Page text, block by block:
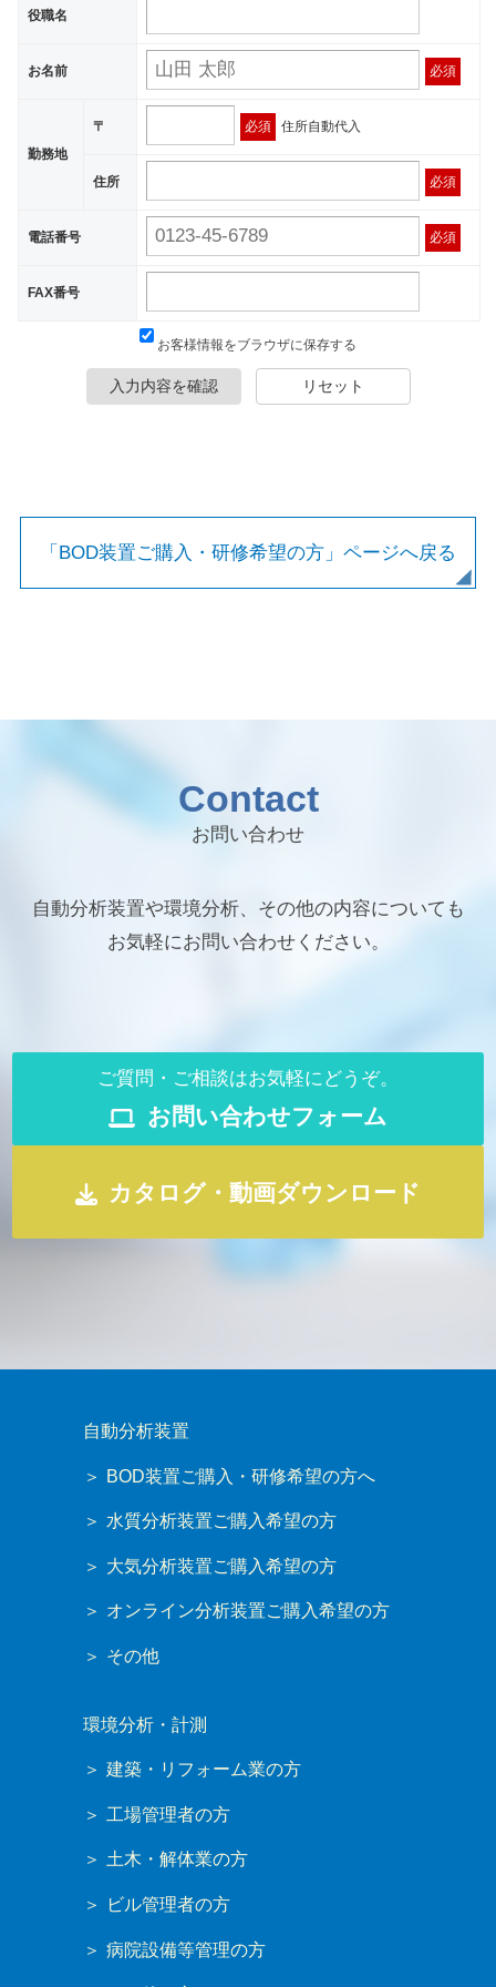
役職名
お名前 必須
勤務地
〒 必須 住所自動代入
住所 必須
電話番号 必須
FAX番号
お客様情報をブラウザに保存する
入力内容を確認 リセット
「BOD装置ご購入・研修希望の方」ページへ戻る
Contact
お問い合わせ
自動分析装置や環境分析、その他の内容についても
お気軽にお問い合わせください。
ご質問・ご相談はお気軽にどうぞ。
お問い合わせフォーム
カタログ・動画ダウンロード
自動分析装置
BOD装置ご購入・研修希望の方へ
水質分析装置ご購入希望の方
大気分析装置ご購入希望の方
オンライン分析装置ご購入希望の方
その他
環境分析・計測
建築・リフォーム業の方
工場管理者の方
土木・解体業の方
ビル管理者の方
病院設備等管理の方